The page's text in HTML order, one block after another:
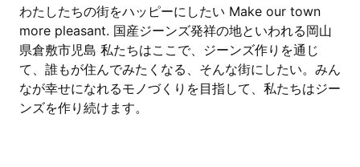
わたしたちの街をハッピーにしたい Make our town
more pleasant. 国産ジーンズ発祥の地といわれる岡山
県倉敷市児島 私たちはここで、ジーンズ作りを通じ
て、誰もが住んでみたくなる、そんな街にしたい。みん
なが幸せになれるモノづくりを目指して、私たちはジー
ンズを作り続けます。